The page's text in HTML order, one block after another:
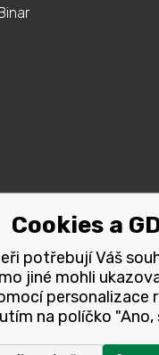
Cookies a
potřebují Váš
jiné mohli
personalizace
na políčko "Ano,